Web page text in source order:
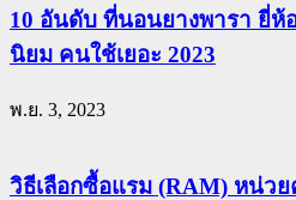
10 อันดับ ที่นอนยางพารา ยี่
นิยม คนใช้เยอะ 2023
พ.ย. 3, 2023
วิธีเลือกซื้อแรม (RAM) หน่ว